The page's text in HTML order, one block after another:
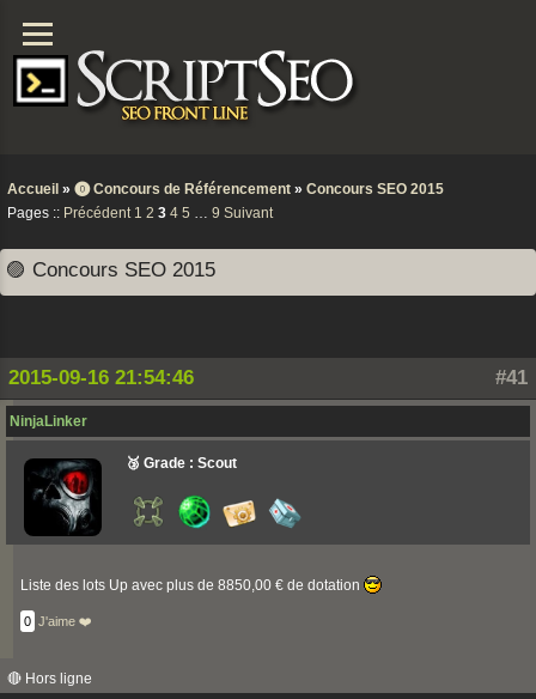
Accueil » ⓿ Concours de Référencement » Concours SEO 2015
Pages :: Précédent 1 2 3 4 5 … 9 Suivant
🟣 Concours SEO 2015
#41
2015-09-16 21:54:46
NinjaLinker
🥉 Grade : Scout
Liste des lots Up avec plus de 8850,00 € de dotation
0 J'aime ❤️
🔴 Hors ligne